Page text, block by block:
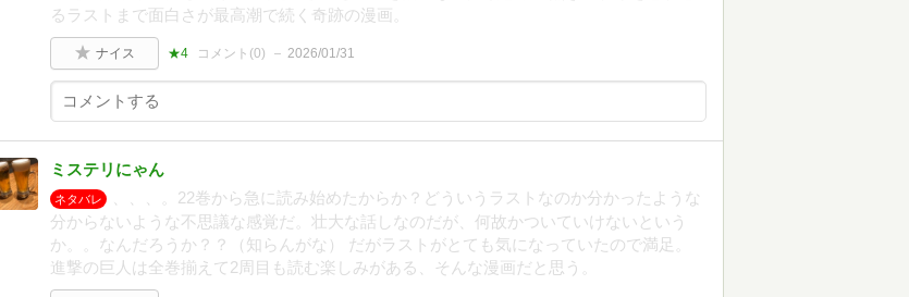
るラストまで面白さが最高潮で続く奇跡の漫画。
ナイス ★4 コメント(0) 2026/01/31
ミステリにゃん
ネタバレ
、、、。22巻から急に読み始めたからか？どういうラストなのか分かったような
分からないような不思議な感覚だ。壮大な話しなのだが、何故かついていけないという
か。。なんだろうか？？（知らんがな） だがラストがとても気になっていたので満足。
進撃の巨人は全巻揃えて2周目も読む楽しみがある、そんな漫画だと思う。